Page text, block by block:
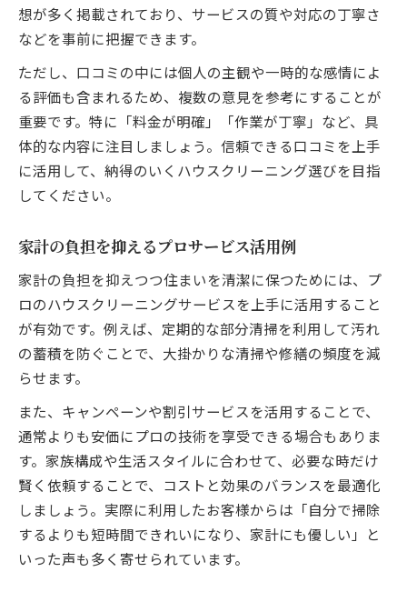
想が多く掲載されており、サービスの質や対応の丁寧さ
などを事前に把握できます。
ただし、口コミの中には個人の主観や一時的な感情によ
る評価も含まれるため、複数の意見を参考にすることが
重要です。特に「料金が明確」「作業が丁寧」など、具
体的な内容に注目しましょう。信頼できる口コミを上手
に活用して、納得のいくハウスクリーニング選びを目指
してください。
家計の負担を抑えるプロサービス活用例
家計の負担を抑えつつ住まいを清潔に保つためには、プ
ロのハウスクリーニングサービスを上手に活用すること
が有効です。例えば、定期的な部分清掃を利用して汚れ
の蓄積を防ぐことで、大掛かりな清掃や修繕の頻度を減
らせます。
また、キャンペーンや割引サービスを活用することで、
通常よりも安価にプロの技術を享受できる場合もありま
す。家族構成や生活スタイルに合わせて、必要な時だけ
賢く依頼することで、コストと効果のバランスを最適化
しましょう。実際に利用したお客様からは「自分で掃除
するよりも短時間できれいになり、家計にも優しい」と
いった声も多く寄せられています。